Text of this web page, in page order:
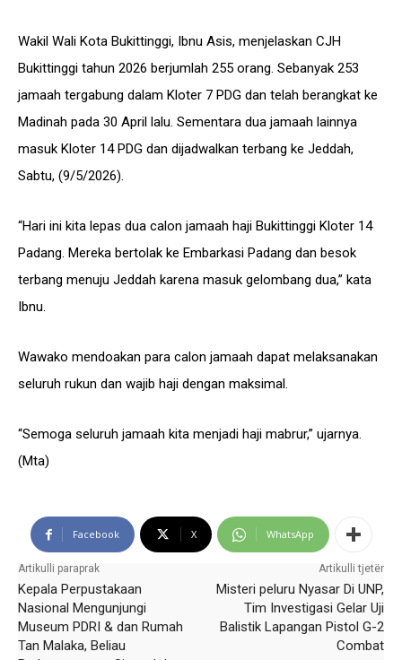
Wakil Wali Kota Bukittinggi, Ibnu Asis, menjelaskan CJH
Bukittinggi tahun 2026 berjumlah 255 orang. Sebanyak 253
jamaah tergabung dalam Kloter 7 PDG dan telah berangkat ke
Madinah pada 30 April lalu. Sementara dua jamaah lainnya
masuk Kloter 14 PDG dan dijadwalkan terbang ke Jeddah,
Sabtu, (9/5/2026).
“Hari ini kita lepas dua calon jamaah haji Bukittinggi Kloter 14
Padang. Mereka bertolak ke Embarkasi Padang dan besok
terbang menuju Jeddah karena masuk gelombang dua,” kata
Ibnu.
Wawako mendoakan para calon jamaah dapat melaksanakan
seluruh rukun dan wajib haji dengan maksimal.
“Semoga seluruh jamaah kita menjadi haji mabrur,” ujarnya.
(Mta)
Facebook X WhatsApp
Artikulli paraprak
Kepala Perpustakaan
Nasional Mengunjungi
Museum PDRI & dan Rumah
Tan Malaka, Beliau
Artikulli tjetër
Misteri peluru Nyasar Di UNP,
Tim Investigasi Gelar Uji
Balistik Lapangan Pistol G-2
Combat